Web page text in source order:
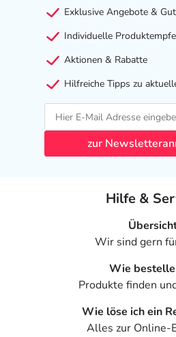
elektronische Adresse:
Angaben gem. EU-
Exklusive Angebote &
Individuelle
Aktionen & Rabatte
Hilfreiche Tipps zu
zur
Hilfe &
Wir sind gern
Wie bestelle
Produkte finden
Wie löse ich ein
Alles zur Online-